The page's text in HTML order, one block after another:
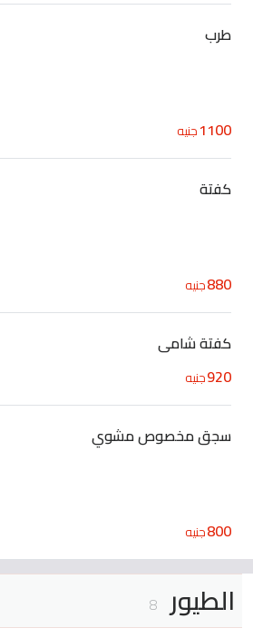
طرب
1100جنيه
كفتة
880جنيه
كفتة شامى
920جنيه
سجق مخصوص مشوي
800جنيه
الطيور 8